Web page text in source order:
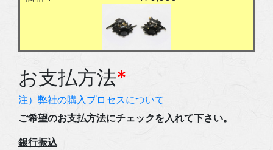
お支払方法*
注）弊社の購入プロセスについて
ご希望のお支払方法にチェックを入れて下さい。
銀行振込